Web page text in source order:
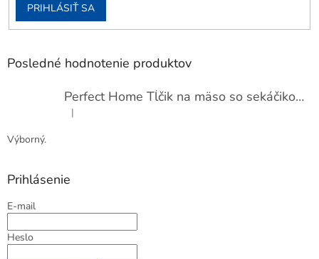
PRIHLÁSIŤ SA
Posledné hodnotenie produktov
Perfect Home Tĺčik na mäso so sekáčikom, 56893
Hodnotenie produktu je 5 z 5 hviezdičiek.
|
Výborný.
Prihlásenie
E-mail
Heslo